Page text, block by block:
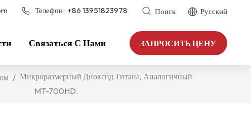
Телефон : +86 13951823978 Поиск Русский
Связаться С Нами ЗАПРОСИТЬ ЦЕНУ
/ Микроразмерный Диоксид Титана, Аналогичный
MT-700HD.